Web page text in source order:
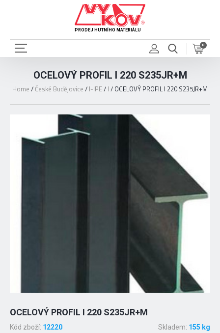
PRODEJ HUTNÍHO MATERIÁLU
0
OCELOVÝ PROFIL I 220 S235JR+M
Home / České Budějovice / I-IPE/ I / OCELOVÝ PROFIL I 220 S235JR+M
OCELOVÝ PROFIL I 220 S235JR+M
Kód zboží: 12220 Skladem: 155 kg